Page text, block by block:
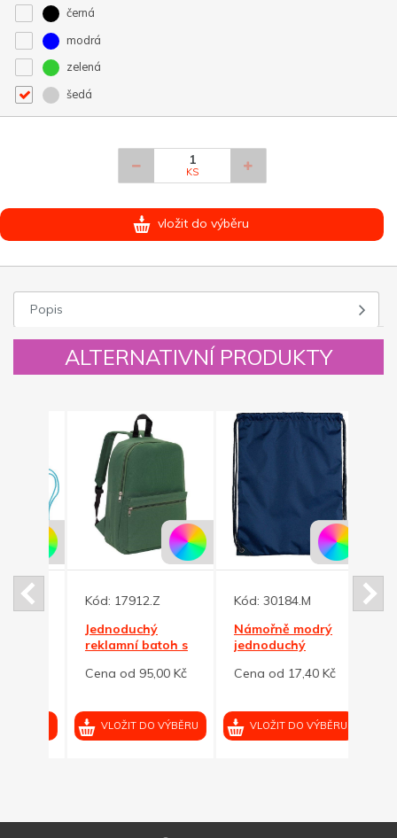
černá
modrá
zelená
šedá
KS
vložit do výběru
Popis
ALTERNATIVNÍ PRODUKTY
Kód:17912.Z
Jednoduchý
reklamní batoh s
kapsou,tm.zelený
Cena od 95,00 Kč
VLOŽIT DO VÝBĚRU
Kód:30184.M
Námořně modrý
jednoduchý
Cena od 17,40 Kč
VLOŽIT DO VÝBĚRU
Kód: